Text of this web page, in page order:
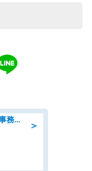
＞
09月開始/総合設備会社での営業・事務のお仕事/車通勤可/賞与あり/営業/営業事務